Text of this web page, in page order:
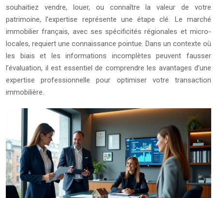
souhaitiez vendre, louer, ou connaître la valeur de votre
patrimoine, l’expertise représente une étape clé. Le marché
immobilier français, avec ses spécificités régionales et micro-
locales, requiert une connaissance pointue. Dans un contexte où
les biais et les informations incomplètes peuvent fausser
l’évaluation, il est essentiel de comprendre les avantages d’une
expertise professionnelle pour optimiser votre transaction
immobilière.